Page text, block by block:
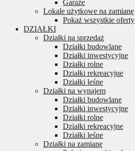
Garaże
Lokale użytkowe na zamianę
Pokaż wszystkie oferty
DZIAŁKI
Działki na sprzedaż
Działki budowlane
Działki inwestycyjne
Działki rolne
Działki rekreacyjne
Działki leśne
Działki na wynajem
Działki budowlane
Działki inwestycyjne
Działki rolne
Działki rekreacyjne
Działki leśne
Działki na zamianę